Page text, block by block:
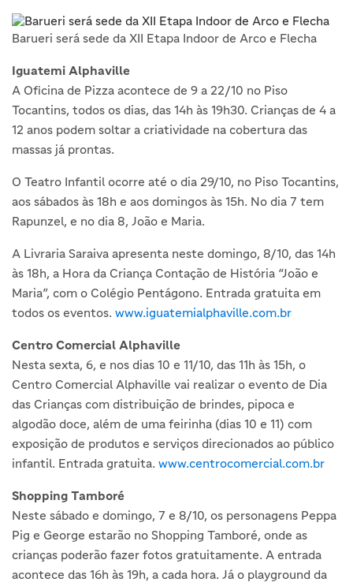
Barueri será sede da XII Etapa Indoor de Arco e Flecha
Iguatemi Alphaville
A Oficina de Pizza acontece de 9 a 22/10 no Piso
Tocantins, todos os dias, das 14h às 19h30. Crianças de 4 a
12 anos podem soltar a criatividade na cobertura das
massas já prontas.
O Teatro Infantil ocorre até o dia 29/10, no Piso Tocantins,
aos sábados às 18h e aos domingos às 15h. No dia 7 tem
Rapunzel, e no dia 8, João e Maria.
A Livraria Saraiva apresenta neste domingo, 8/10, das 14h
às 18h, a Hora da Criança Contação de História “João e
Maria”, com o Colégio Pentágono. Entrada gratuita em
todos os eventos. www.iguatemialphaville.com.br
Centro Comercial Alphaville
Nesta sexta, 6, e nos dias 10 e 11/10, das 11h às 15h, o
Centro Comercial Alphaville vai realizar o evento de Dia
das Crianças com distribuição de brindes, pipoca e
algodão doce, além de uma feirinha (dias 10 e 11) com
exposição de produtos e serviços direcionados ao público
infantil. Entrada gratuita. www.centrocomercial.com.br
Shopping Tamboré
Neste sábado e domingo, 7 e 8/10, os personagens Peppa
Pig e George estarão no Shopping Tamboré, onde as
crianças poderão fazer fotos gratuitamente. A entrada
acontece das 16h às 19h, a cada hora. Já o playground da